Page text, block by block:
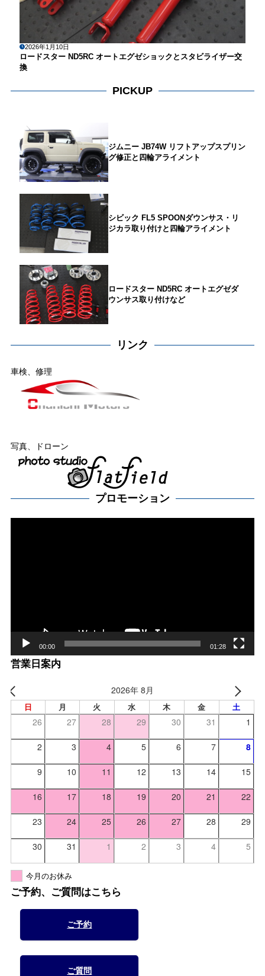
2026年1月10日
ロードスター ND5RC オートエグゼショックとスタビライザー交
換
PICKUP
ジムニー JB74W リフトアップスプリン
グ修正と四輪アライメント
シビック FL5 SPOONダウンサス・リ
ジカラ取り付けと四輪アライメント
ロードスター ND5RC オートエグゼダ
ウンサス取り付けなど
リンク
車検、修理
写真、ドローン
プロモーション
00:00 01:28
営業日案内
2026年 8月
日 月 火 水 木 金 土
26 27 28 29 30 31 1
2 3 4 5 6 7 8
9 10 11 12 13 14 15
16 17 18 19 20 21 22
23 24 25 26 27 28 29
30 31 1 2 3 4 5
今月のお休み
ご予約、ご質問はこちら
ご予約
ご質問